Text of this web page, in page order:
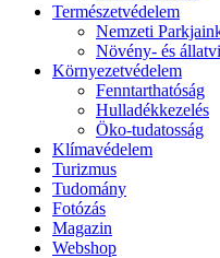
Természetvédelem
Nemzeti
Növény- és
Környezetvédelem
Fenntarthatóság
Hulladékkezelés
Öko-tudatosság
Klímavédelem
Turizmus
Tudomány
Fotózás
Magazin
Webshop